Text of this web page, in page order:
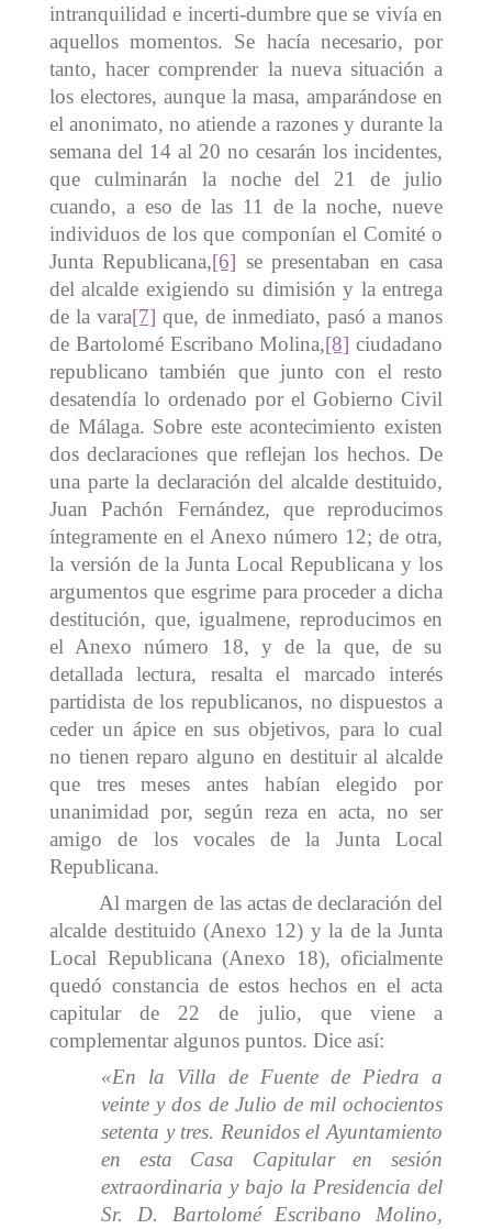
intranquilidad e incerti-dumbre que se vivía en
aquellos momentos. Se hacía necesario, por
tanto, hacer comprender la nueva situación a
los electores, aunque la masa, amparándose en
el anonimato, no atiende a razones y durante la
semana del 14 al 20 no cesarán los incidentes,
que culminarán la noche del 21 de julio
cuando, a eso de las 11 de la noche, nueve
individuos de los que componían el Comité o
Junta Republicana,[6] se presentaban en casa
del alcalde exigiendo su dimisión y la entrega
de la vara[7] que, de inmediato, pasó a manos
de Bartolomé Escribano Molina,[8] ciudadano
republicano también que junto con el resto
desatendía lo ordenado por el Gobierno Civil
de Málaga. Sobre este acontecimiento existen
dos declaraciones que reflejan los hechos. De
una parte la declaración del alcalde destituido,
Juan Pachón Fernández, que reproducimos
íntegramente en el Anexo número 12; de otra,
la versión de la Junta Local Republicana y los
argumentos que esgrime para proceder a dicha
destitución, que, igualmene, reproducimos en
el Anexo número 18, y de la que, de su
detallada lectura, resalta el marcado interés
partidista de los republicanos, no dispuestos a
ceder un ápice en sus objetivos, para lo cual
no tienen reparo alguno en destituir al alcalde
que tres meses antes habían elegido por
unanimidad por, según reza en acta, no ser
amigo de los vocales de la Junta Local
Republicana.
Al margen de las actas de declaración del
alcalde destituido (Anexo 12) y la de la Junta
Local Republicana (Anexo 18), oficialmente
quedó constancia de estos hechos en el acta
capitular de 22 de julio, que viene a
complementar algunos puntos. Dice así:
«En la Villa de Fuente de Piedra a
veinte y dos de Julio de mil ochocientos
setenta y tres. Reunidos el Ayuntamiento
en esta Casa Capitular en sesión
extraordinaria y bajo la Presidencia del
Sr. D. Bartolomé Escribano Molino,